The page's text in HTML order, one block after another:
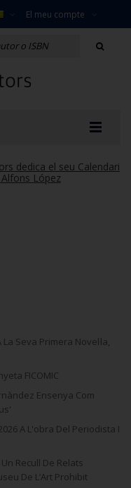
El meu compte
dedica el seu Calendari
López
Seva Primera Novel·la,
FICOMIC
Ensenya Com
A L'obra Del Periodista I
Recull De Relats
De L’Art Prohibit